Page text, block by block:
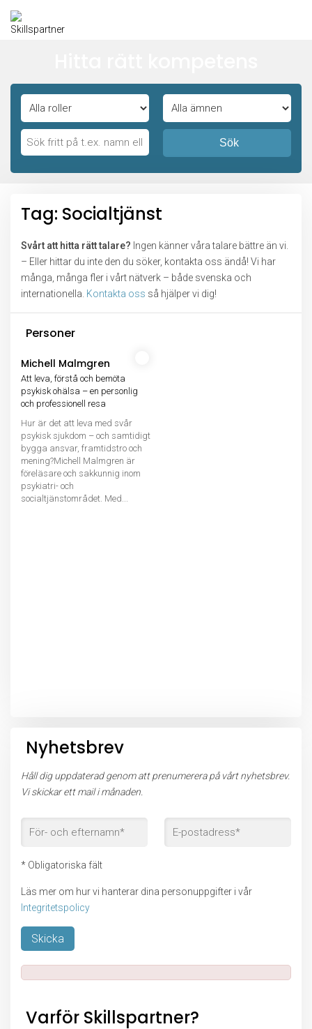
Sök
Tag: Socialtjänst
Svårt att hitta rätt talare? Ingen känner våra talare bättre än vi.
– Eller hittar du inte den du söker, kontakta oss ändå! Vi har
många, många fler i vårt nätverk – både svenska och
internationella. Kontakta oss så hjälper vi dig!
Personer
Michell Malmgren
Att leva, förstå och bemöta
psykisk ohälsa – en personlig
och professionell resa
Hur är det att leva med svår
psykisk sjukdom – och samtidigt
bygga ansvar, framtidstro och
mening?Michell Malmgren är
föreläsare och sakkunnig inom
psykiatri- och
socialtjänstområdet. Med...
Nyhetsbrev
Håll dig uppdaterad genom att prenumerera på vårt nyhetsbrev.
Vi skickar ett mail i månaden.
* Obligatoriska fält
Läs mer om hur vi hanterar dina personuppgifter i vår
Integritetspolicy
Lämna detta fält tomt.
Varför Skillspartner?